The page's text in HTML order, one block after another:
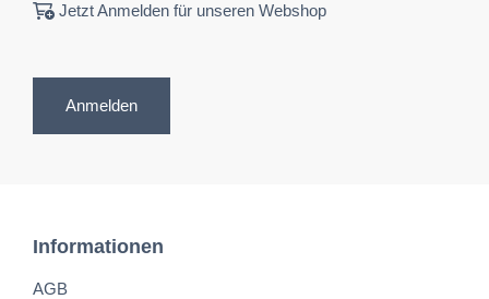
Jetzt Anmelden für unseren Webshop
Anmelden
Informationen
AGB